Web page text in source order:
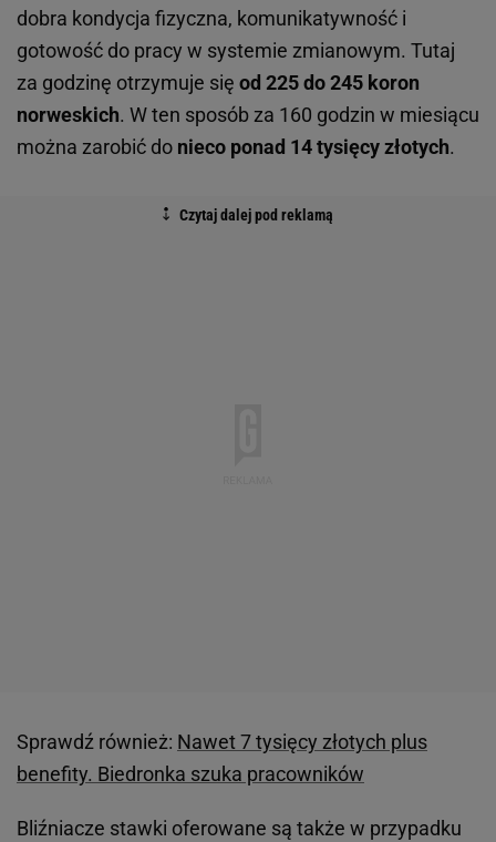
dobra kondycja fizyczna, komunikatywność i
gotowość do pracy w systemie zmianowym. Tutaj
za godzinę otrzymuje się od 225 do 245 koron
norweskich. W ten sposób za 160 godzin w miesiącu
można zarobić do nieco ponad 14 tysięcy złotych.
Sprawdź również: Nawet 7 tysięcy złotych plus
benefity. Biedronka szuka pracowników
Bliźniacze stawki oferowane są także w przypadku